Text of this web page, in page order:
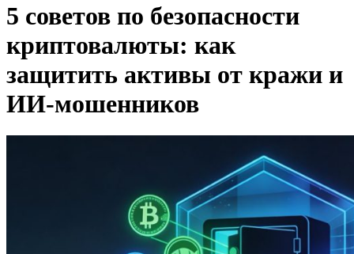
5 советов по безопасности
криптовалюты: как
защитить активы от кражи и
ИИ-мошенников